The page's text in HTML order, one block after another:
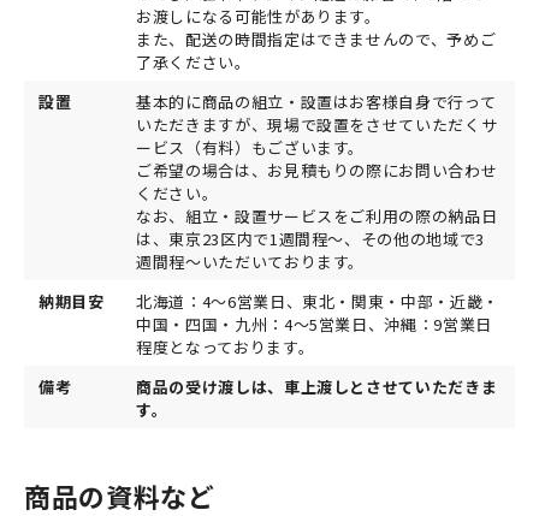
お渡しになる可能性があります。
また、配送の時間指定はできませんので、予めご
了承ください。
設置
基本的に商品の組立・設置はお客様自身で行って
いただきますが、現場で設置をさせていただくサ
ービス（有料）もございます。
ご希望の場合は、お見積もりの際にお問い合わせ
ください。
なお、組立・設置サービスをご利用の際の納品日
は、東京23区内で1週間程～、その他の地域で3
週間程～いただいております。
納期目安
北海道：4～6営業日、東北・関東・中部・近畿・
中国・四国・九州：4～5営業日、沖縄：9営業日
程度となっております。
備考
商品の受け渡しは、車上渡しとさせていただきま
す。
商品の資料など